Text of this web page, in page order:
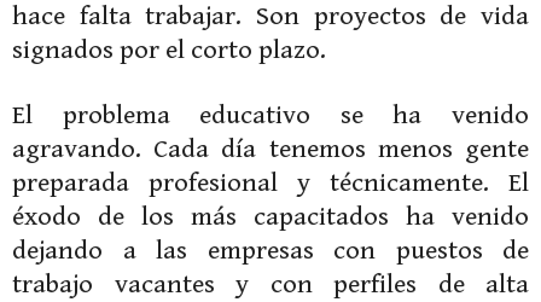
hace falta trabajar. Son proyectos de vida
signados por el corto plazo.
El problema educativo se ha venido
agravando. Cada día tenemos menos gente
preparada profesional y técnicamente. El
éxodo de los más capacitados ha venido
dejando a las empresas con puestos de
trabajo vacantes y con perfiles de alta